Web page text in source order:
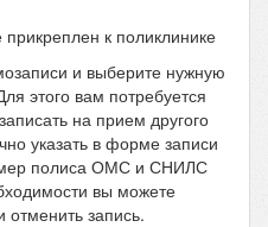
к поликлинике
и выберите нужную
этого вам потребуется
на прием другого
указать в форме записи
полиса ОМС и СНИЛС
вы можете
запись.